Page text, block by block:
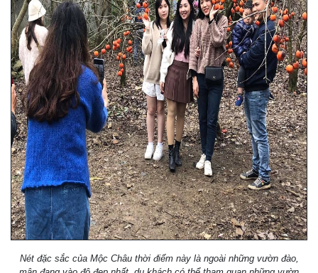
Nét đặc sắc của Mộc Châu thời điểm này là ngoài những vườn đào,